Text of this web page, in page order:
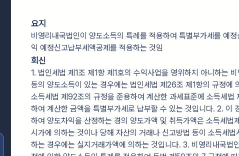
요지
비영리내국법인이 양도소득의 특례를 적용하여 특별부가세를 예
익 예정신고납부세액공제를 적용하는 것임
회신
1. 법인세법 제1조 제1항 제1호의 수익사업을 영위하지 아니하는
등의 양도소득이 있는 경우에는 법인세법 제26조 제1항의 규정에
소득세법 제92조의 규정을 준용하여 계산한 과세표준에 소득세
하여 계산한 금액을 특별부가세로 납부할 수 있는 것입니다. 2. 이
하여 양도차익을 산정하는 경의 양도가액 및 취득가액은 소득세
시가에 의하는 것이나 당해 자산의 거래나 신고방법 등이 소득세
하는 경우에는 실지거래가액에 의하는 것입니다. 3. 비영리내국